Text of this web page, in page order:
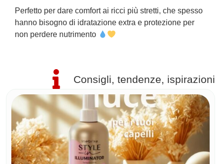
Perfetto per dare comfort ai ricci più stretti, che spesso
hanno bisogno di idratazione extra e protezione per
non perdere nutrimento
Consigli, tendenze, ispirazioni